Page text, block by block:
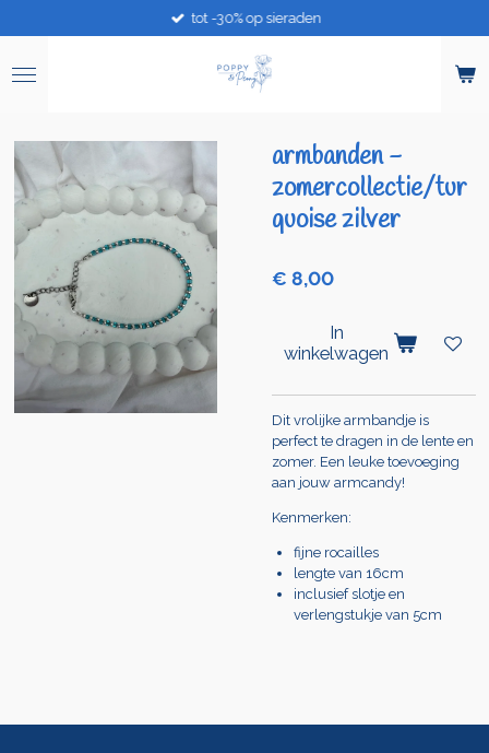
direct
de
tot -30% op sieraden
armbanden -
zomercollectie/tur
quoise zilver
€ 8,00
In
winkelwagen
Dit vrolijke armbandje is
perfect te dragen in de lente en
zomer. Een leuke toevoeging
aan jouw armcandy!
Kenmerken:
fijne rocailles
lengte van 16cm
inclusief slotje en
verlengstukje van 5cm